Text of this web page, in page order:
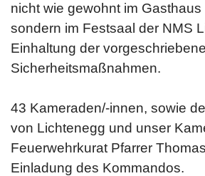
nicht wie gewohnt im Gasthaus
sondern im Festsaal der NMS
Einhaltung der
Sicherheitsmaßnahmen.
43 Kameraden/-innen, sowie
von Lichtenegg und unser
Feuerwehrkurat Pfarrer
Einladung des Kommandos.